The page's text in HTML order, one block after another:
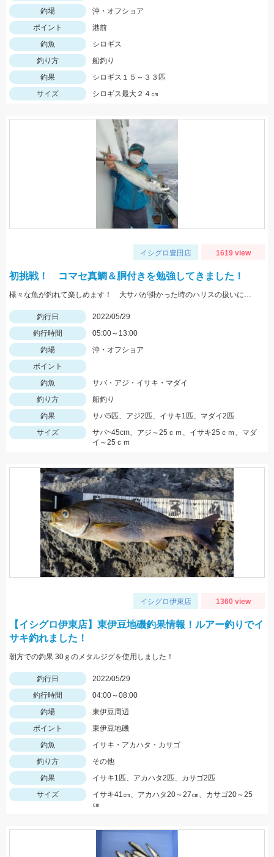
釣場
沖・オフショア
ポイント
港前
釣魚
シロギス
釣り方
船釣り
釣果
シロギス１５～３３匹
サイズ
シロギス最大２４㎝
イシグロ豊田店 1619 view
初挑戦！ コマセ真鯛＆胴付きを勉強してきました！
様々な魚が釣れて楽しめます！ 大サバが掛かった時のハリスの扱いにはご用心！
釣行日
2022/05/29
釣行時間
05:00～13:00
釣場
沖・オフショア
ポイント
釣魚
サバ・アジ・イサキ・マダイ
釣り方
船釣り
釣果
サバ5匹、アジ2匹、イサキ1匹、マダイ2匹
サイズ
サバ~45cm、アジ～25ｃｍ、イサキ25ｃｍ、マダ
イ～25ｃｍ
イシグロ伊東店 1360 view
【イシグロ伊東店】東伊豆地磯釣果情報！ルアー釣りでイ
サキ釣れました！
朝方での釣果 30ｇのメタルジグを使用しました！
釣行日
2022/05/29
釣行時間
04:00～08:00
釣場
東伊豆周辺
ポイント
東伊豆地磯
釣魚
イサキ・アカハタ・カサゴ
釣り方
その他
釣果
イサキ1匹、アカハタ2匹、カサゴ2匹
サイズ
イサキ41㎝、アカハタ20～27㎝、カサゴ20～25
㎝